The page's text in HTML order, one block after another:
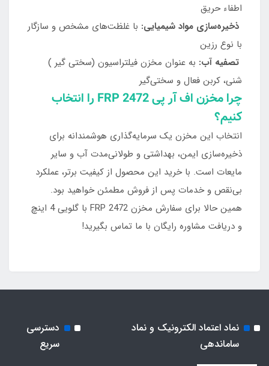
اطفاء حریق
ذخیره‌سازی مواد شیمیایی: با غلظت‌های مشخص و سازگار
با نوع رزین
تصفیه آب: به عنوان مخزن فیلتراسیون (سختی گیر )
شنی، کربن فعال و سختی‌گیر
چرا مخزن اف آر پی FRP 2472 را انتخاب
کنیم؟
انتخاب این مخزن یک سرمایه‌گذاری هوشمندانه برای
ذخیره‌سازی ایمن، بهداشتی و طولانی‌مدت آب و سایر
مایعات است. با خرید این محصول از کیفیت برتر، عملکرد
بی‌نقص و خدمات پس از فروش مطمئن خواهید بود.
همین حالا برای سفارش مخزن FRP 2472 با گلویی 4 اینچ
و دریافت مشاوره رایگان با ما تماس بگیرید!
نماد اعتماد الکترونیک و نماد
ساماندهی
دسترسی
سریع